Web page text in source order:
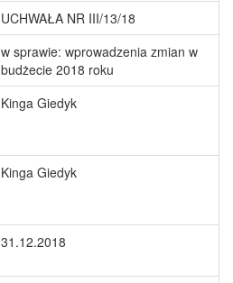
UCHWAŁA NR III/13/18
w sprawie: wprowadzenia zmian w
budżecie 2018 roku
Kinga Giedyk
Kinga Giedyk
31.12.2018